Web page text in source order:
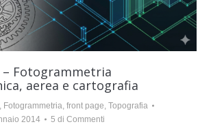
– Fotogrammetria
aerea e cartografia
, Fotogrammetria, front page, Topografia
2014 5 di Commenti